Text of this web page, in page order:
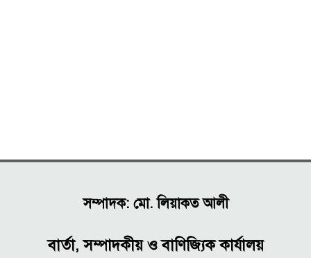
সম্পাদক: মো. লিয়াকত আলী
বার্তা, সম্পাদকীয় ও বাণিজ্যিক কার্যালয়